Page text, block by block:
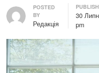
Author
POSTED
BY
Редакція
30
pm